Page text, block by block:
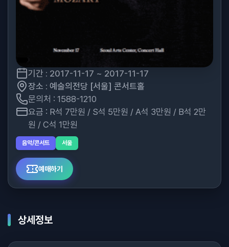
기간 : 2017-11-17 ~ 2017-11-17
장소 : 예술의전당 [서울] 콘서트홀
문의처 : 1588-1210
요금 : R석 7만원 / S석 5만원 / A석 3만원 / B석 2만
원 / C석 1만원
음악/콘서트 서울
예매하기
상세정보